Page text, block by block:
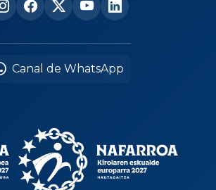
Canal de WhatsApp